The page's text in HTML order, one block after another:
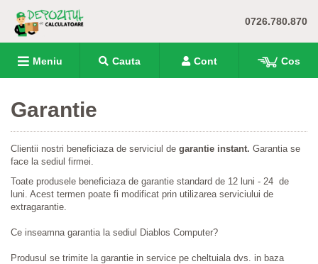
0726.780.870
Meniu Cauta Cont Cos
Garantie
Clientii nostri beneficiaza de serviciul de garantie instant. Garantia se
face la sediul firmei.
Toate produsele beneficiaza de garantie standard de 12 luni - 24 de
luni. Acest termen poate fi modificat prin utilizarea serviciului de
extragarantie.
Ce inseamna garantia la sediul Diablos Computer?
Produsul se trimite la garantie in service pe cheltuiala dvs. in baza